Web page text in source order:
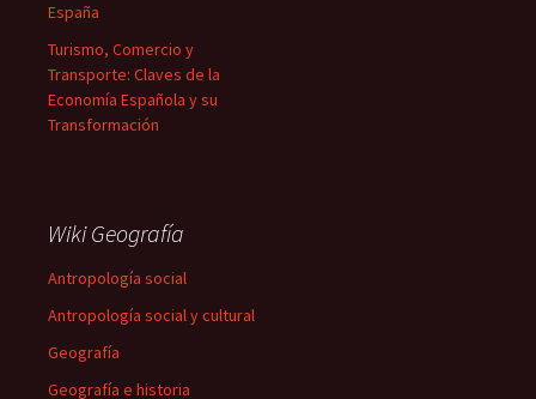
España
Turismo, Comercio y
Transporte: Claves de la
Economía Española y su
Transformación
Wiki Geografía
Antropología social
Antropología social y cultural
Geografía
Geografía e historia